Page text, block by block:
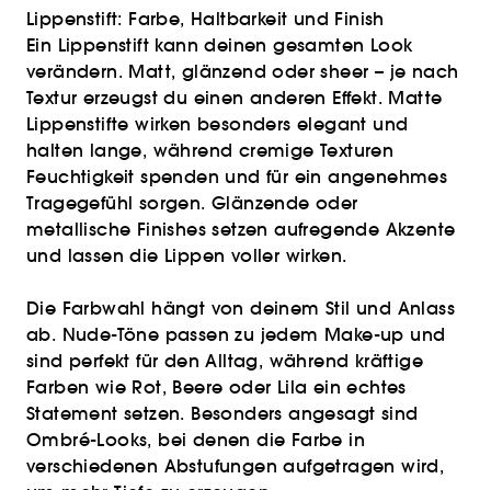
Lippenstift: Farbe, Haltbarkeit und Finish
Ein Lippenstift kann deinen gesamten Look
verändern. Matt, glänzend oder sheer – je nach
Textur erzeugst du einen anderen Effekt. Matte
Lippenstifte wirken besonders elegant und
halten lange, während cremige Texturen
Feuchtigkeit spenden und für ein angenehmes
Tragegefühl sorgen. Glänzende oder
metallische Finishes setzen aufregende Akzente
und lassen die Lippen voller wirken.
Die Farbwahl hängt von deinem Stil und Anlass
ab. Nude-Töne passen zu jedem Make-up und
sind perfekt für den Alltag, während kräftige
Farben wie Rot, Beere oder Lila ein echtes
Statement setzen. Besonders angesagt sind
Ombré-Looks, bei denen die Farbe in
verschiedenen Abstufungen aufgetragen wird,